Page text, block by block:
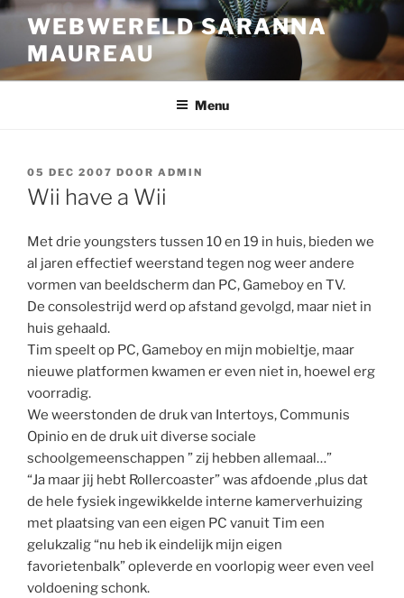
Ga
inhoud
WEBWERELD SARANNA
MAUREAU
Menu
GEPLAATST
OP
05 DEC 2007 DOOR ADMIN
Wii have a Wii
Met drie youngsters tussen 10 en 19 in huis, bieden we
al jaren effectief weerstand tegen nog weer andere
vormen van beeldscherm dan PC, Gameboy en TV.
De consolestrijd werd op afstand gevolgd, maar niet in
huis gehaald.
Tim speelt op PC, Gameboy en mijn mobieltje, maar
nieuwe platformen kwamen er even niet in, hoewel erg
voorradig.
We weerstonden de druk van Intertoys, Communis
Opinio en de druk uit diverse sociale
schoolgemeenschappen ” zij hebben allemaal…”
“Ja maar jij hebt Rollercoaster” was afdoende ,plus dat
de hele fysiek ingewikkelde interne kamerverhuizing
met plaatsing van een eigen PC vanuit Tim een
gelukzalig “nu heb ik eindelijk mijn eigen
favorietenbalk” opleverde en voorlopig weer even veel
voldoening schonk.